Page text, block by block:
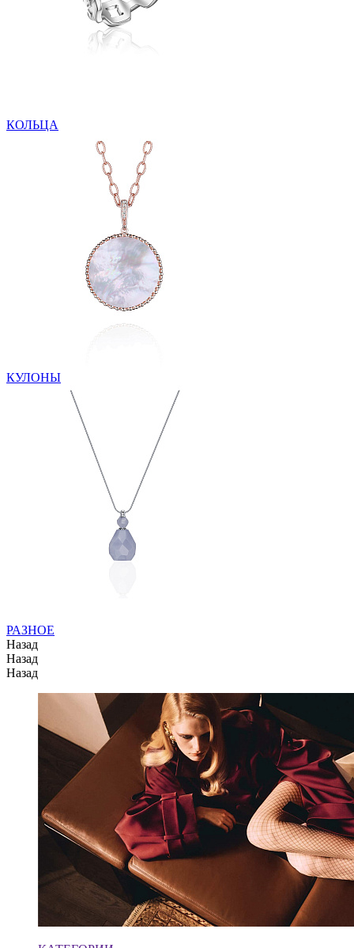
КОЛЬЦА
КУЛОНЫ
РАЗНОЕ
Назад
Назад
Назад